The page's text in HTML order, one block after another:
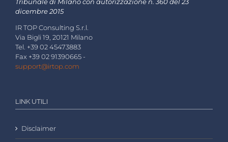
Tribunale di Milano con autorizzazione n. 360 del 23
dicembre 2015
IR TOP Consulting S.r.l.
Via Bigli 19, 20121 Milano
Tel. +39 02 45473883
Fax +39 02 91390665 -
support@irtop.com
LINK UTILI
Disclaimer